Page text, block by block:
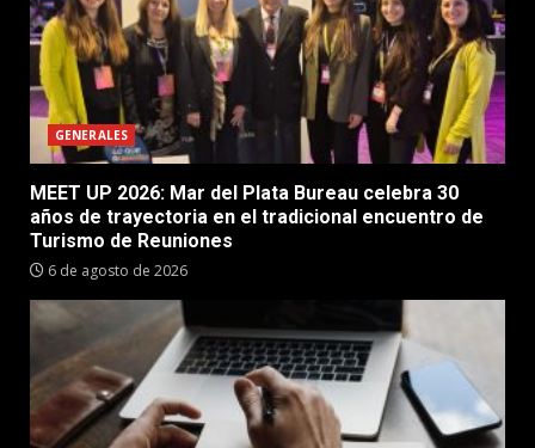
GENERALES
MEET UP 2026: Mar del Plata Bureau celebra 30
años de trayectoria en el tradicional encuentro de
Turismo de Reuniones
6 de agosto de 2026